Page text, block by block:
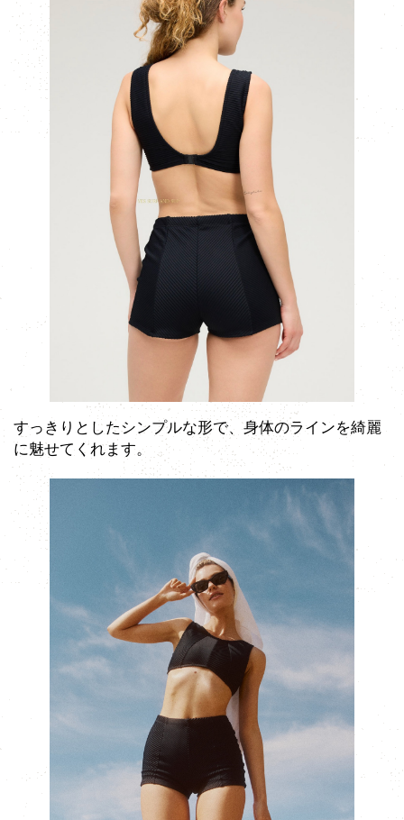
すっきりとしたシンプルな形で、身体のラインを綺麗
に魅せてくれます。